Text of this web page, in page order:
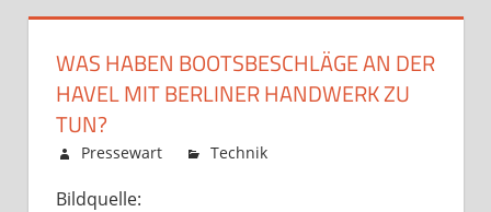
WAS HABEN BOOTSBESCHLÄGE AN DER
HAVEL MIT BERLINER HANDWERK ZU
TUN?
Februar 12, 2026
Pressewart Technik
Bildquelle: